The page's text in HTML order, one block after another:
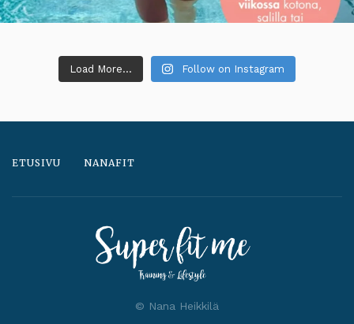
Load More... Follow on Instagram
ETUSIVU NANAFIT
© Nana Heikkilä